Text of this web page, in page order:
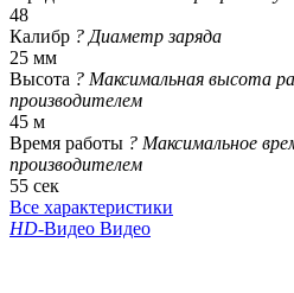
48
Калибр ? Диаметр заряда
25 мм
Высота ? Максимальная высота
производителем
45 м
Время работы ? Максимальное
производителем
55 сек
Все характеристики
HD-Видео Видео